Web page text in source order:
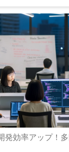
発効率アップ！